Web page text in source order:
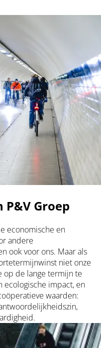
Groep
economische en
andere
ook voor ons. Maar als
niet onze
op de lange termijn te
ecologische impact, en
waarden: